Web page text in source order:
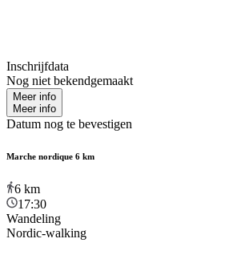
Inschrijfdata
Nog niet bekendgemaakt
Meer info
Meer info
Datum nog te bevestigen
Marche nordique 6 km
6 km
17:30
Wandeling
Nordic-walking